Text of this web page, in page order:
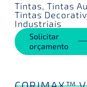
Tintas, Tintas
Tintas
Industriais
Solicitar
orçamento